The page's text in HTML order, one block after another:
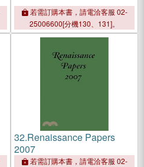
若需訂購本書，請電洽客服 02-
25006600[分機130、131]。
32.Renaissance Papers
2007
若需訂購本書，請電洽客服 02-